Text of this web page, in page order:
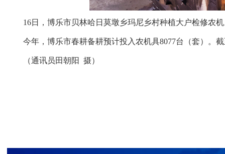
16日，博乐市贝林哈日莫墩乡玛尼乡村种植大户检修农
今年，博乐市春耕备耕预计投入农机具8077台（套）。
（通讯员田朝阳 摄）